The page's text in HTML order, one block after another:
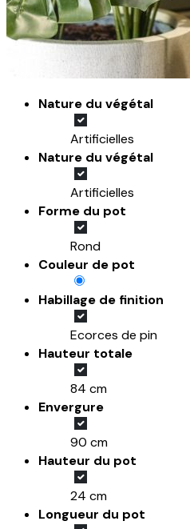
Nature du végétal
Artificielles
Nature du végétal
Artificielles
Forme du pot
Rond
Couleur de pot
Habillage de finition
Ecorces de pin
Hauteur totale
84 cm
Envergure
90 cm
Hauteur du pot
24 cm
Longueur du pot